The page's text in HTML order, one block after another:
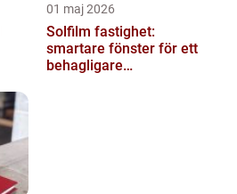
01 maj 2026
Solfilm fastighet:
smartare fönster för ett
behagligare